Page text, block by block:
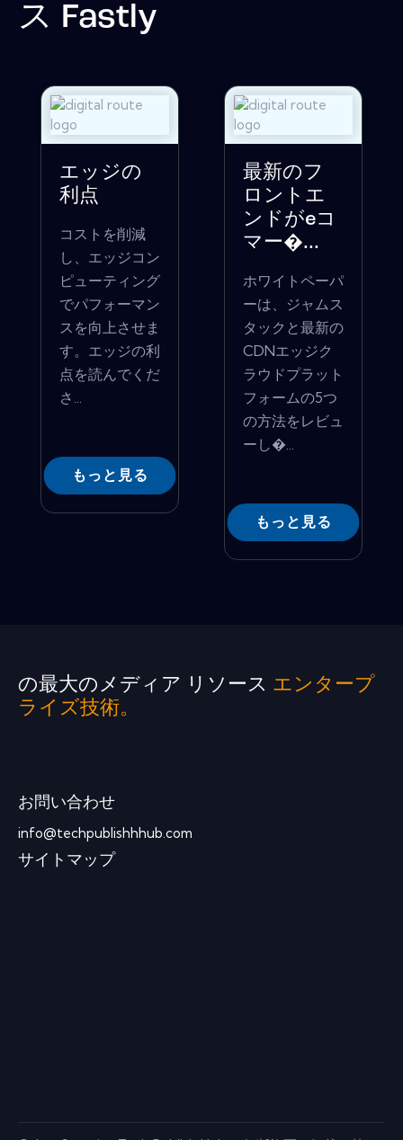
ス Fastly
エッジの
利点
コストを削減
し、エッジコン
ピューティング
でパフォーマン
スを向上させま
す。エッジの利
点を読んでくだ
さ...
もっと見る
最新のフ
ロントエ
ンドがeコ
マー�...
ホワイトペーパ
ーは、ジャムス
タックと最新の
CDNエッジク
ラウドプラット
フォームの5つ
の方法をレビュ
ーし�...
もっと見る
の最大のメディア リソース エンタープ
ライズ技術。
お問い合わせ
info@techpublishhhub.com
サイトマップ